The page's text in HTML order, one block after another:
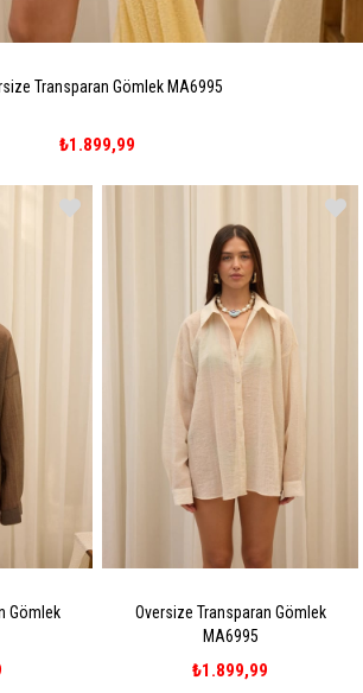
Transparan Gömlek MA6995
₺1.899,99
Gömlek
Oversize Transparan Gömlek
MA6995
₺1.899,99